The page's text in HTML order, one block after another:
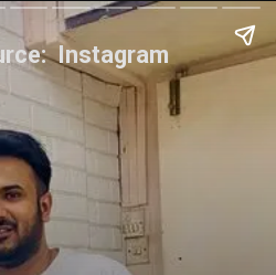
Instagram